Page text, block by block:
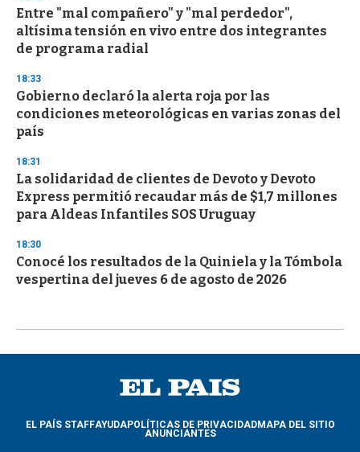
Entre "mal compañero" y "mal perdedor",
altísima tensión en vivo entre dos integrantes
de programa radial
18:33
Gobierno declaró la alerta roja por las
condiciones meteorológicas en varias zonas del
país
18:31
La solidaridad de clientes de Devoto y Devoto
Express permitió recaudar más de $1,7 millones
para Aldeas Infantiles SOS Uruguay
18:30
Conocé los resultados de la Quiniela y la Tómbola
vespertina del jueves 6 de agosto de 2026
EL PAÍS STAFFAYUDAPOLÍTICAS DE PRIVACIDADMAPA DEL SITIO
ANUNCIANTES